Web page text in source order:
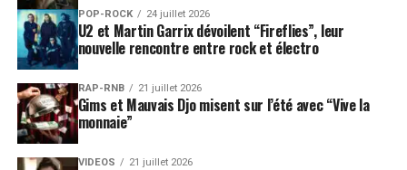
POP-ROCK 24 juillet 2026
U2 et Martin Garrix dévoilent “Fireflies”, leur
nouvelle rencontre entre rock et électro
RAP-RNB 21 juillet 2026
Gims et Mauvais Djo misent sur l’été avec “Vive la
monnaie”
VIDEOS 21 juillet 2026